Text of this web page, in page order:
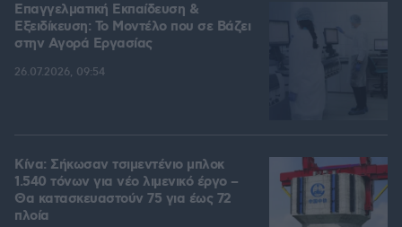
Επαγγελματική Εκπαίδευση &
Εξειδίκευση: Το Mοντέλο που σε Bάζει
στην Aγορά Eργασίας
26.07.2026, 09:54
Κίνα: Σήκωσαν τσιμεντένιο μπλοκ
1.540 τόνων για νέο λιμενικό έργο –
Θα κατασκευαστούν 75 για έως 72
πλοία